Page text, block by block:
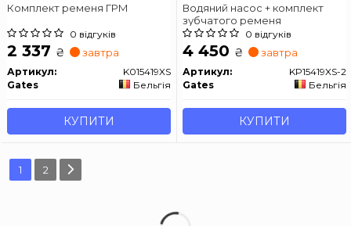
Комплект ременя ГРМ
0 відгуків
2 337 ₴ завтра
Артикул:
K015419XS
Gates
Бельгія
КУПИТИ
Водяний насос + комплект
зубчатого ременя
0 відгуків
4 450 ₴ завтра
Артикул:
KP15419XS-2
Gates
Бельгія
КУПИТИ
1 2